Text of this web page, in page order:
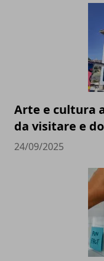
Arte e cultura
da visitare e
24/09/2025